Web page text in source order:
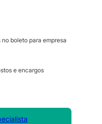
boleto para empresa
e encargos